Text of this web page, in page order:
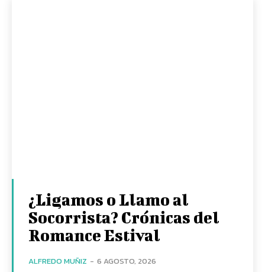
¿Ligamos o Llamo al
Socorrista? Crónicas del
Romance Estival
ALFREDO MUÑIZ - 6 AGOSTO, 2026